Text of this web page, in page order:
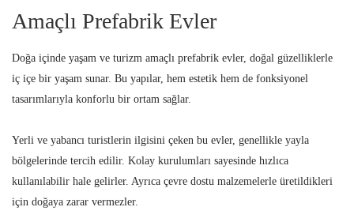
Amaçlı Prefabrik Evler
Doğa içinde yaşam ve turizm amaçlı prefabrik evler, doğal güzelliklerle
iç içe bir yaşam sunar. Bu yapılar, hem estetik hem de fonksiyonel
tasarımlarıyla konforlu bir ortam sağlar.
Yerli ve yabancı turistlerin ilgisini çeken bu evler, genellikle yayla
bölgelerinde tercih edilir. Kolay kurulumları sayesinde hızlıca
kullanılabilir hale gelirler. Ayrıca çevre dostu malzemelerle üretildikleri
için doğaya zarar vermezler.